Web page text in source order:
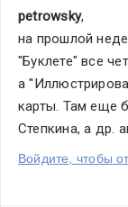
petrowsky,
на прошлой
"Буклете" все
а
карты. Там еще
Степкина, а др.
Войдите, чтобы